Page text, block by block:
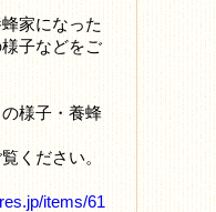
家になった
子などをご
様子・養蜂
ください。
items/61